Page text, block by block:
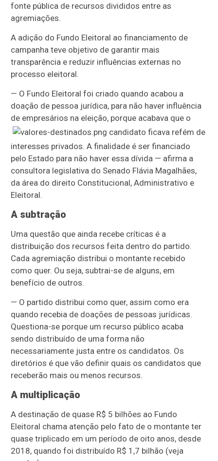
fonte pública de recursos divididos entre as
agremiações.
A adição do Fundo Eleitoral ao financiamento de
campanha teve objetivo de garantir mais
transparência e reduzir influências externas no
processo eleitoral.
— O Fundo Eleitoral foi criado quando acabou a
doação de pessoa jurídica, para não haver influência
de empresários na eleição, porque acabava que o
candidato ficava refém de
interesses privados. A finalidade é ser financiado
pelo Estado para não haver essa dívida — afirma a
consultora legislativa do Senado Flávia Magalhães,
da área do direito Constitucional, Administrativo e
Eleitoral.
A subtração
Uma questão que ainda recebe críticas é a
distribuição dos recursos feita dentro do partido.
Cada agremiação distribui o montante recebido
como quer. Ou seja, subtrai-se de alguns, em
benefício de outros.
— O partido distribui como quer, assim como era
quando recebia de doações de pessoas jurídicas.
Questiona-se porque um recurso público acaba
sendo distribuído de uma forma não
necessariamente justa entre os candidatos. Os
diretórios é que vão definir quais os candidatos que
receberão mais ou menos recursos.
A multiplicação
A destinação de quase R$ 5 bilhões ao Fundo
Eleitoral chama atenção pelo fato de o montante ter
quase triplicado em um período de oito anos, desde
2018, quando foi distribuído R$ 1,7 bilhão (veja